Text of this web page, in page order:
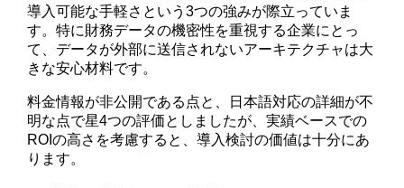
導入可能な手軽さという3つの強みが際立っていま
す。特に財務データの機密性を重視する企業にとっ
て、データが外部に送信されないアーキテクチャは大
きな安心材料です。
料金情報が非公開である点と、日本語対応の詳細が不
明な点で星4つの評価としましたが、実績ベースでの
ROIの高さを考慮すると、導入検討の価値は十分にあ
ります。